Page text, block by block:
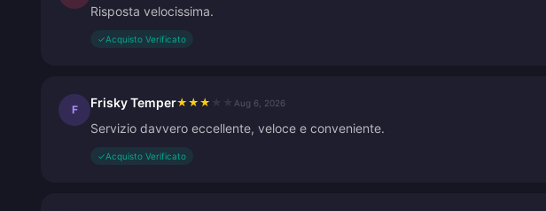
Risposta velocissima.
✓Acquisto Verificato
F Frisky Temper★ ★ ★ Aug 6, 2026
Servizio davvero eccellente, veloce e conveniente.
✓Acquisto Verificato